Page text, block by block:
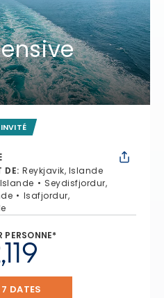
DE: Reykjavik, Islande
Seydisfjordur,
Isafjordur,
PERSONNE*
DATES